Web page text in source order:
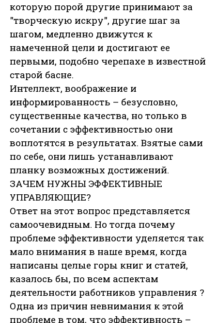
которую порой другие принимают за
"творческую искру", другие шаг за
шагом, медленно движутся к
намеченной цели и достигают ее
первыми, подобно черепахе в известной
старой басне.
Интеллект, воображение и
информированность – безусловно,
существенные качества, но только в
сочетании с эффективностью они
воплотятся в результатах. Взятые сами
по себе, они лишь устанавливают
планку возможных достижений.
ЗАЧЕМ НУЖНЫ ЭФФЕКТИВНЫЕ
УПРАВЛЯЮЩИЕ?
Ответ на этот вопрос представляется
самоочевидным. Но тогда почему
проблеме эффективности уделяется так
мало внимания в наше время, когда
написаны целые горы книг и статей,
казалось бы, по всем аспектам
деятельности работников управления ?
Одна из причин невнимания к этой
проблеме в том, что эффективность –